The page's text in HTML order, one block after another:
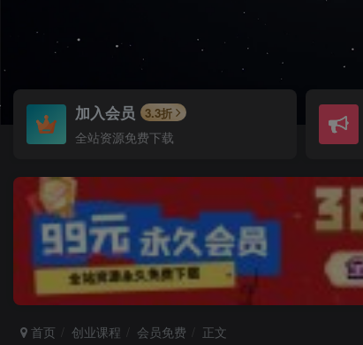
加入会员 3.3折
全站资源免费下载
首页 创业课程 会员免费 正文